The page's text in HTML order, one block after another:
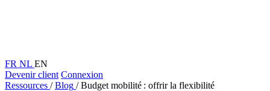
FR NL EN
Devenir client Connexion
Ressources / Blog / Budget mobilité : offrir la flexibilité